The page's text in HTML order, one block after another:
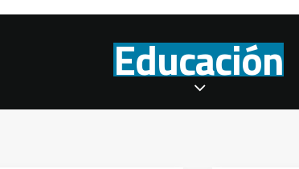
Educación